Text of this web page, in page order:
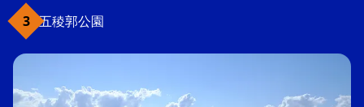
五稜郭公園